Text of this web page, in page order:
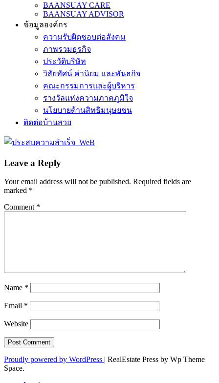
BAANSUAY CARE
BAANSUAY ADVISOR
ข้อมูลองค์กร
ความรับผิดชอบต่อสังคม
ภาพรวมธุรกิจ
ประวัติบริษัท
วิสัยทัศน์ ค่านิยม และพันธกิจ
คณะกรรมการและผู้บริหาร
รางวัลแห่งความภาคภูมิใจ
นโยบายด้านสิทธิมนุษยชน
ติดต่อบ้านสวย
Leave a Reply
Your email address will not be published. Required fields are
marked *
Comment *
Name *
Email *
Website
Proudly powered by WordPress | RealEstate Press by Wp Theme
Space.